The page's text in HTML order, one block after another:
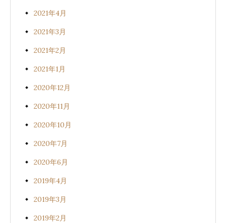
2021年4月
2021年3月
2021年2月
2021年1月
2020年12月
2020年11月
2020年10月
2020年7月
2020年6月
2019年4月
2019年3月
2019年2月